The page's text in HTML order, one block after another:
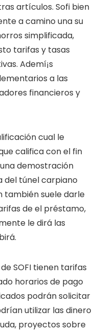
artículos. Sofi bien
a camino una su
simplificada,
tarifas y tasas
Ademí¡s
a las
financieros y
cual le
califica con el fin
demostración
del túnel carpiano
también suele darle
de el préstamo,
le dirá las
SOFI tienen tarifas
horarios de pago
podrán solicitar
utilizar las dinero
proyectos sobre